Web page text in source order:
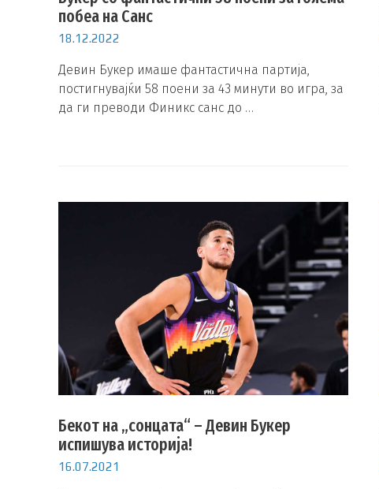
побеа на Санс
18.12.2022
Девин Букер имаше фантастична партија,
постигнувајќи 58 поени за 43 минути во игра, за
да ги преводи Финикс санс до …
Бекот на „сонцата“ – Девин Букер
испишува историја!
16.07.2021